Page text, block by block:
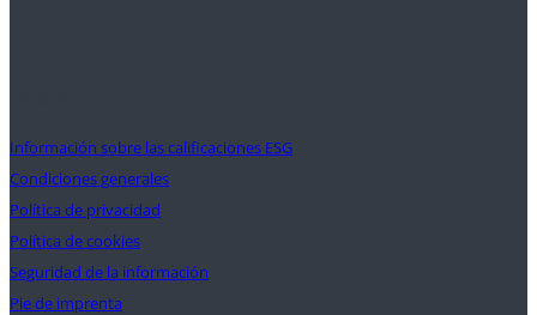
Información sobre las calificaciones ESG
Condiciones generales
Política de privacidad
Política de cookies
Seguridad de la información
Pie de imprenta